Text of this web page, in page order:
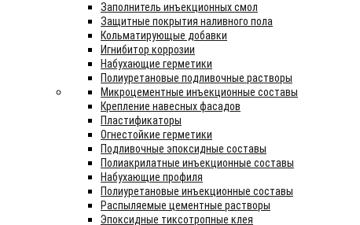
Заполнитель инъекционных смол
Защитные покрытия наливного пола
Кольматирующые добавки
Игнибитор коррозии
Набухающие герметики
Полиуретановые подливочные растворы
Микроцементные инъекционные составы
Крепление навесных фасадов
Пластификаторы
Огнестойкие герметики
Подливочные эпоксидные составы
Полиакрилатные инъекционные составы
Набухающие профиля
Полиуретановые инъекционные составы
Распыляемые цементные растворы
Эпоксидные тиксотропные клея